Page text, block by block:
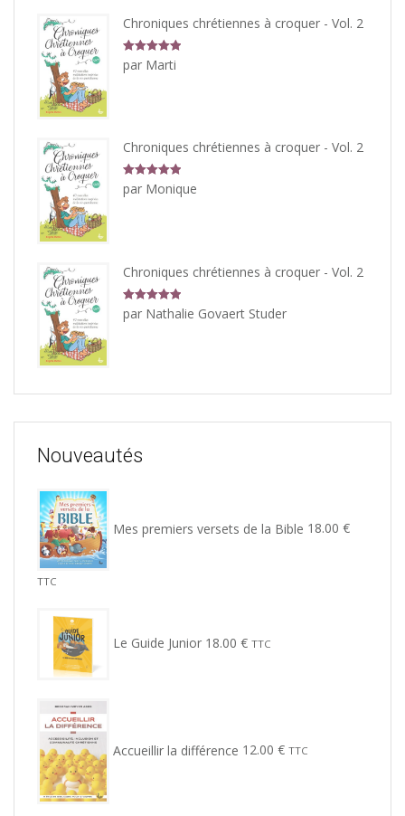
Chroniques chrétiennes à croquer - Vol. 2
5 sur
5
par Marti
Chroniques chrétiennes à croquer - Vol. 2
5 sur
5
par Monique
Chroniques chrétiennes à croquer - Vol. 2
5 sur
5
par Nathalie Govaert Studer
Nouveautés
Mes premiers versets de la Bible 18.00 €
TTC
Le Guide Junior 18.00 € TTC
Accueillir la différence 12.00 € TTC